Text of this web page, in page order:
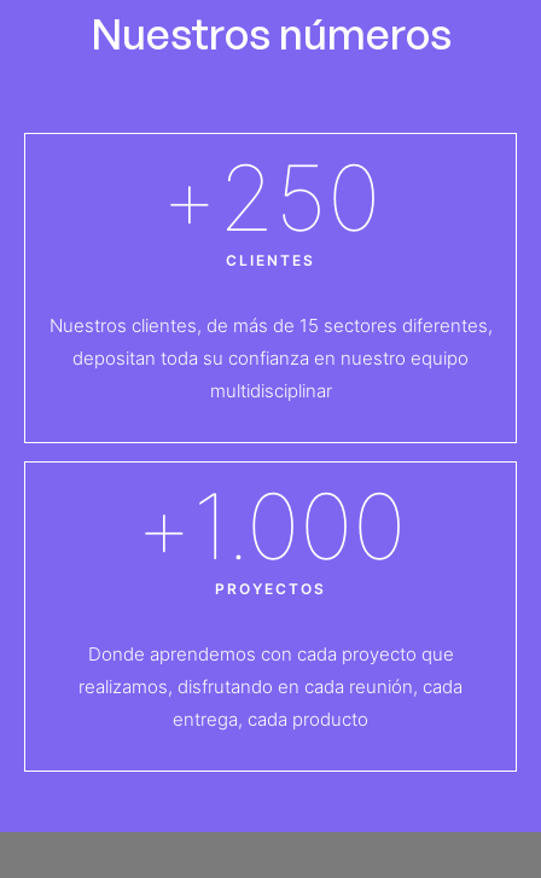
Nuestros números
CLIENTES
+250
Nuestros clientes, de más de 15 sectores diferentes,
depositan toda su confianza en nuestro equipo
multidisciplinar
PROYECTOS
+1.000
Donde aprendemos con cada proyecto que
realizamos, disfrutando en cada reunión, cada
entrega, cada producto